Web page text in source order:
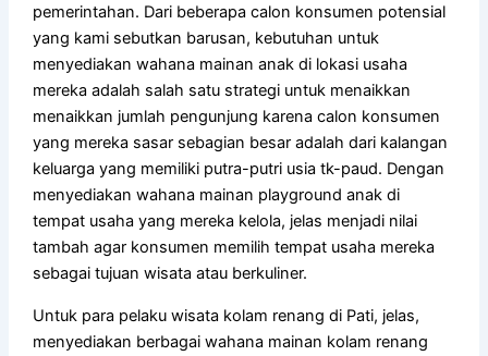
pemerintahan. Dari beberapa calon konsumen potensial
yang kami sebutkan barusan, kebutuhan untuk
menyediakan wahana mainan anak di lokasi usaha
mereka adalah salah satu strategi untuk menaikkan
menaikkan jumlah pengunjung karena calon konsumen
yang mereka sasar sebagian besar adalah dari kalangan
keluarga yang memiliki putra-putri usia tk-paud. Dengan
menyediakan wahana mainan playground anak di
tempat usaha yang mereka kelola, jelas menjadi nilai
tambah agar konsumen memilih tempat usaha mereka
sebagai tujuan wisata atau berkuliner.
Untuk para pelaku wisata kolam renang di Pati, jelas,
menyediakan berbagai wahana mainan kolam renang